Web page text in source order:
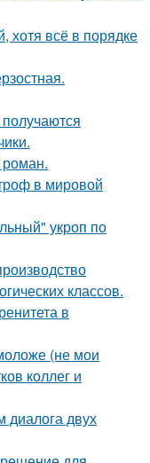
хотя всё в порядке
в мировой
укроп по
классов.
в
(не мои
коллег и
диалога двух